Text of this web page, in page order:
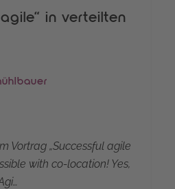
in verteilten
Vortrag „Successful agile
with co-location! Yes,